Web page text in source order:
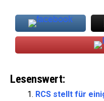
Lesenswert:
RCS stellt für